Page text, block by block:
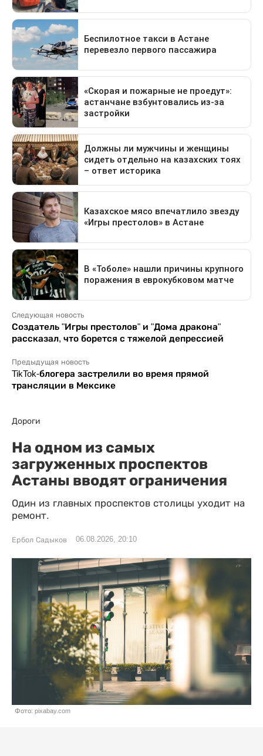
Следующая новость
Создатель "Игры престолов" и "Дома дракона"
рассказал, что борется с тяжелой депрессией
Предыдущая новость
TikTok-блогера застрелили во время прямой
трансляции в Мексике
Дороги
На одном из самых
загруженных проспектов
Астаны вводят ограничения
Один из главных проспектов столицы уходит на
ремонт.
Ербол Садыков 06.08.2026, 20:10
Фото: pixabay.com